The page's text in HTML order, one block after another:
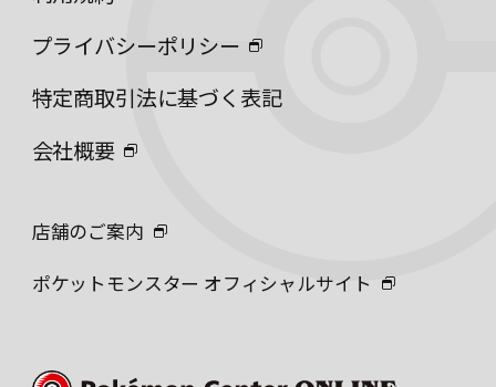
プライバシーポリシー
特定商取引法に基づく表記
会社概要
店舗のご案内
ポケットモンスター オフィシャルサイト